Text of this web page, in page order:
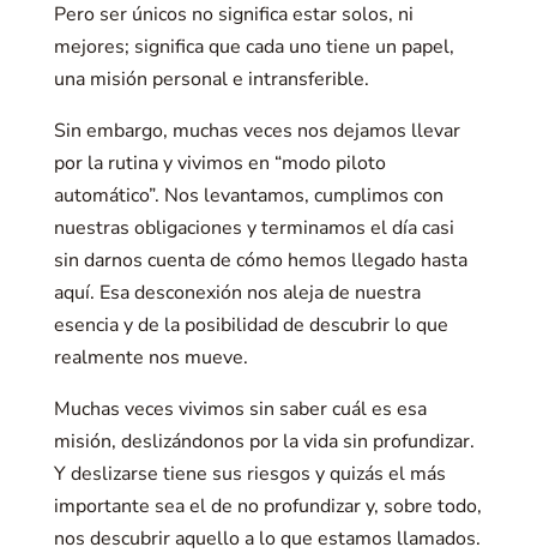
Pero ser únicos no significa estar solos, ni
mejores; significa que cada uno tiene un papel,
una misión personal e intransferible.
Sin embargo, muchas veces nos dejamos llevar
por la rutina y vivimos en “modo piloto
automático”. Nos levantamos, cumplimos con
nuestras obligaciones y terminamos el día casi
sin darnos cuenta de cómo hemos llegado hasta
aquí. Esa desconexión nos aleja de nuestra
esencia y de la posibilidad de descubrir lo que
realmente nos mueve.
Muchas veces vivimos sin saber cuál es esa
misión, deslizándonos por la vida sin profundizar.
Y deslizarse tiene sus riesgos y quizás el más
importante sea el de no profundizar y, sobre todo,
nos descubrir aquello a lo que estamos llamados.